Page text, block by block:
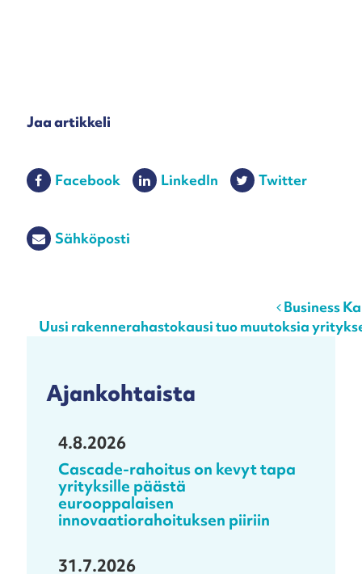
Jaa artikkeli
Facebook LinkedIn Twitter
Sähköposti
Business
Uusi rakennerahastokausi tuo muutoksia
Ajankohtaista
4.8.2026
Cascade-rahoitus on kevyt tapa
yrityksille päästä
eurooppalaisen
innovaatiorahoituksen piiriin
31.7.2026